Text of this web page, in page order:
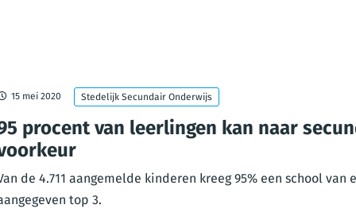
15 mei 2020 Stedelijk Secundair Onderwijs
procent van leerlingen kan naar
de 4.711 aangemelde kinderen kreeg 95% een school
top 3.